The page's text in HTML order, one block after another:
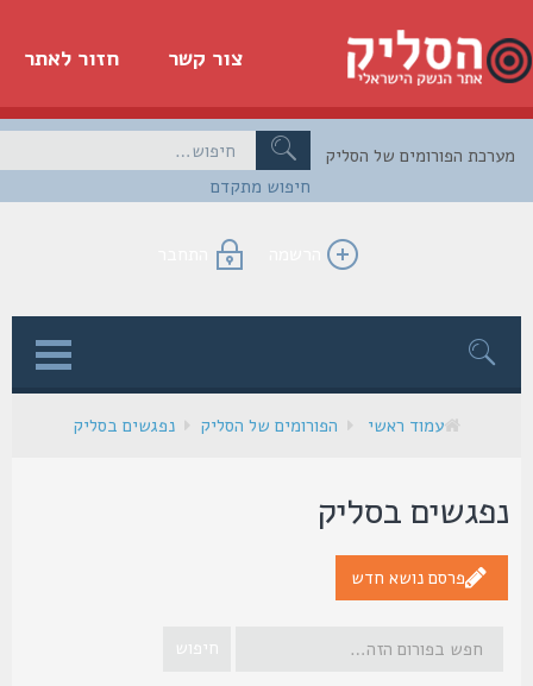
חזור לאתר צור קשר
חיפוש מתקדם
הפורומים של הסליק
הרשמה התחבר
עמוד ראשי הפורומים של הסליק נפגשים בסליק
בסליק
פרסם נושא חדש